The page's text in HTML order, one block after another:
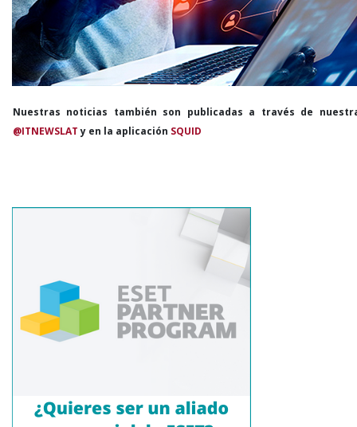
Nuestras noticias también son publicadas a través de
@ITNEWSLATy en la aplicación SQUID